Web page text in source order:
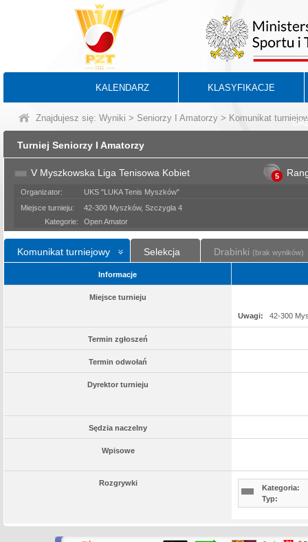
KALENDARZ KLASYFIKACJE
Znajdujesz się: Wyniki > Seniorzy I Amatorzy > Komunikat
Turniej Seniorzy I Amatorzy
V Myszkowska Liga Tenisowa Kobiet 5
Organizator:
UKS "LUKA Tenis Myszków"
Miejsce turnieju:
42-300 Myszków, Szczygla 4
Kategorie:
Open Amator
Komunikat turniejowy Selekcja Drabinki (brak wyników)
Informacje
Miejsce turnieju
Uwagi: 42-300
Termin zgłoszeń
Termin odwołań
Dyrektor turnieju
Sędzia naczelny
Wpisowe
Rozgrywki
Kategoria:
Typ: